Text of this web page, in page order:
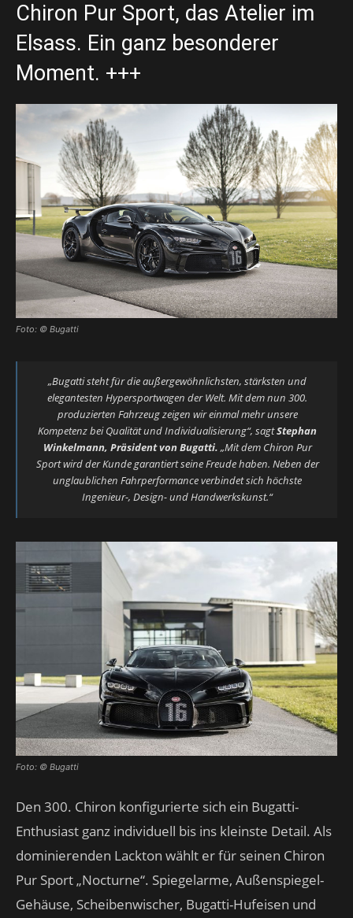
Chiron Pur Sport, das Atelier im
Elsass. Ein ganz besonderer
Moment. +++
Foto: © Bugatti
„Bugatti steht für die außergewöhnlichsten, stärksten und
elegantesten Hypersportwagen der Welt. Mit dem nun 300.
produzierten Fahrzeug zeigen wir einmal mehr unsere
Kompetenz bei Qualität und Individualisierung“, sagtStephan
Winkelmann, Präsident von Bugatti. „Mit dem Chiron Pur
Sport wird der Kunde garantiert seine Freude haben. Neben der
unglaublichen Fahrperformance verbindet sich höchste
Ingenieur-, Design- und Handwerkskunst.“
Foto: © Bugatti
Den 300. Chiron konfigurierte sich ein Bugatti-
Enthusiast ganz individuell bis ins kleinste Detail. Als
dominierenden Lackton wählt er für seinen Chiron
Pur Sport „Nocturne“. Spiegelarme, Außenspiegel-
Gehäuse, Scheibenwischer, Bugatti-Hufeisen und